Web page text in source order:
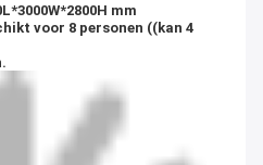
mm
voor 8 personen ((kan 4